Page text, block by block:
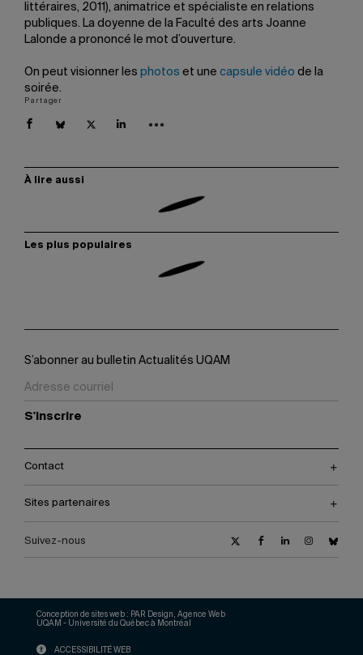
littéraires, 2011), animatrice et spécialiste en relations
publiques. La doyenne de la Faculté des arts Joanne
Lalonde a prononcé le mot d’ouverture.
On peut visionner les photos et une capsule vidéo de la
soirée.
Partager
À lire aussi
Les plus populaires
S’abonner au bulletin Actualités UQAM
S'inscrire
Contact
Sites partenaires
Suivez-nous
UQAM - Université du Québec à Montréal
Conception de sites web : PAR Design, Agence Web
ACCESSIBILITÉ WEB